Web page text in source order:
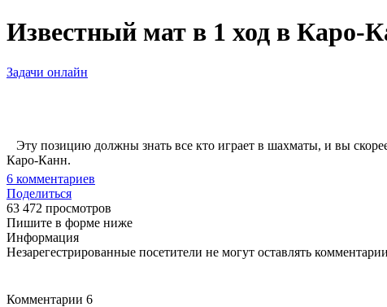
Известный мат в 1 ход в Каро-
Задачи онлайн
Эту позицию должны знать все кто играет в шахматы, и вы
Каро-Канн.
6 комментариев
Поделиться
63 472 просмотров
Пишите в форме ниже
Информация
Незарегестрированные посетители не могут оставлять
Комментарии 6